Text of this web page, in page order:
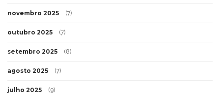
novembro 2025 (7)
outubro 2025 (7)
setembro 2025 (8)
agosto 2025 (7)
julho 2025 (9)